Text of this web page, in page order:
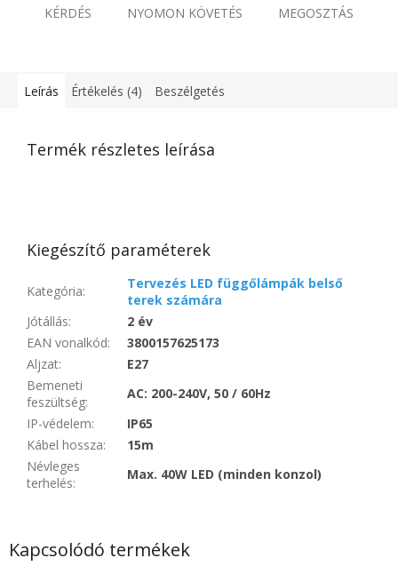
KÉRDÉS NYOMON KÖVETÉS MEGOSZTÁS
Kapcsolódó termékek
Leírás Értékelés (4) Beszélgetés
Termék részletes leírása
Kiegészítő paraméterek
Kategória:
Tervezés LED függőlámpák belső
terek számára
Jótállás:
2 év
EAN vonalkód:
3800157625173
Aljzat:
E27
Bemeneti
feszültség:
AC: 200-240V, 50 / 60Hz
IP-védelem:
IP65
Kábel hossza:
15m
Névleges
terhelés:
Max. 40W LED (minden konzol)